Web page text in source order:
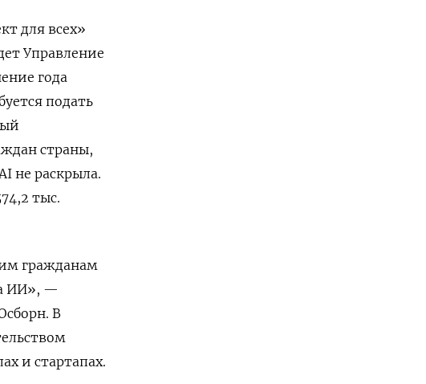
для всех»
Управление
года
подать
страны,
не раскрыла.
тыс.
гражданам
ИИ», —
В
и стартапах.